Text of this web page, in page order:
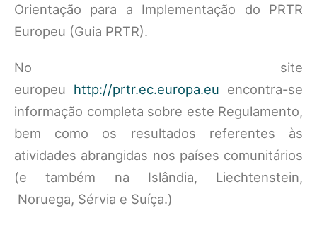
Orientação para a Implementação do PRTR
Europeu (Guia PRTR).
No site
europeu http://prtr.ec.europa.eu encontra-se
informação completa sobre este Regulamento,
bem como os resultados referentes às
atividades abrangidas nos países comunitários
(e também na Islândia, Liechtenstein,
Noruega, Sérvia e Suíça.)